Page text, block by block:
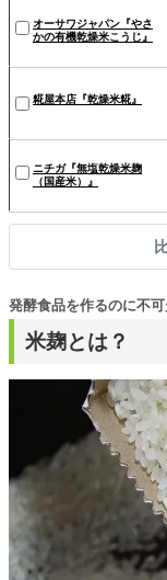
オーサワジャパン『やさ
かの有機乾燥米こうじ』
糀屋本店『乾燥米糀』
ニチガ『無塩乾燥米麹
（国産米）』
米麹とは？
発酵食品を作るのに不可